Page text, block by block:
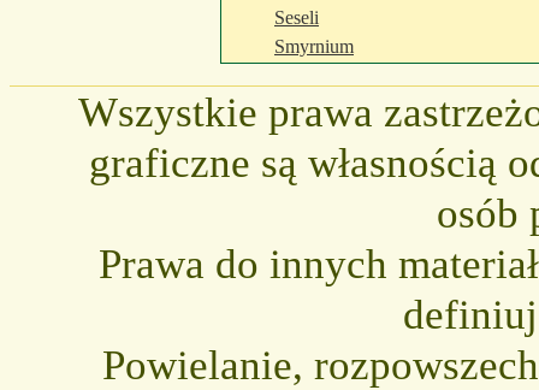
Seseli
Smyrnium
Wszystkie prawa
graficzne są własnością
osób
Prawa do innych
Powielanie,